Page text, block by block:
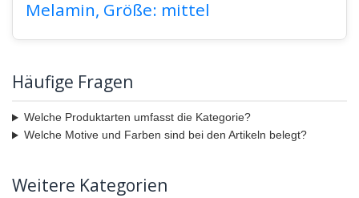
Melamin, Größe: mittel
Häufige Fragen
Welche Produktarten umfasst die Kategorie?
Welche Motive und Farben sind bei den Artikeln belegt?
Weitere Kategorien